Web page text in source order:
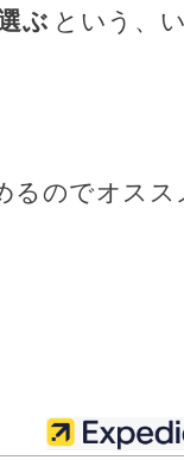
ぶ という、
るのでオスス